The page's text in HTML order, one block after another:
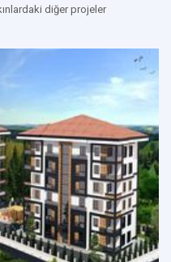
diğer projeler